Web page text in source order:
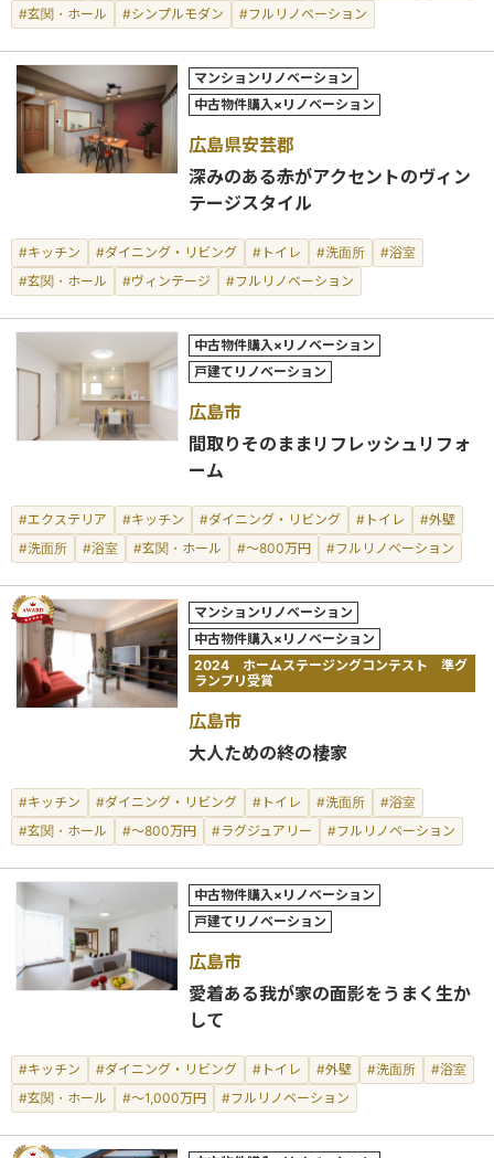
#玄関・ホール
#シンプルモダン #フルリノベーション
マンションリノベーション
中古物件購入×リノベーション
広島県安芸郡
深みのある赤がアクセントのヴィン
テージスタイル
#キッチン #ダイニング・リビング #トイレ #洗面所
#浴室
#玄関・ホール
#ヴィンテージ #フルリノベーション
中古物件購入×リノベーション
戸建てリノベーション
広島市
間取りそのままリフレッシュリフォ
ーム
#エクステリア #キッチン #ダイニング・リビング #トイレ
#外壁
#洗面所
#浴室 #玄関・ホール #～800万円 #フルリノベーション
マンションリノベーション
中古物件購入×リノベーション
2024 ホームステージングコンテスト 準グ
ランプリ受賞
広島市
大人ための終の棲家
#キッチン #ダイニング・リビング #トイレ #洗面所
#浴室
#玄関・ホール
#～800万円 #ラグジュアリー #フルリノベーション
中古物件購入×リノベーション
戸建てリノベーション
広島市
愛着ある我が家の面影をうまく生か
して
#キッチン #ダイニング・リビング #トイレ #外壁 #洗面所
#浴室
#玄関・ホール
#～1,000万円 #フルリノベーション